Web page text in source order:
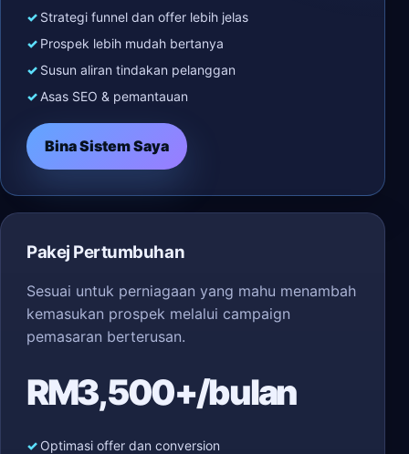
Strategi funnel dan offer lebih jelas
Prospek lebih mudah bertanya
Susun aliran tindakan pelanggan
Asas SEO & pemantauan
Bina Sistem Saya
Pakej Pertumbuhan
Sesuai untuk perniagaan yang mahu menambah
kemasukan prospek melalui campaign
pemasaran berterusan.
RM3,500+/bulan
Optimasi offer dan conversion